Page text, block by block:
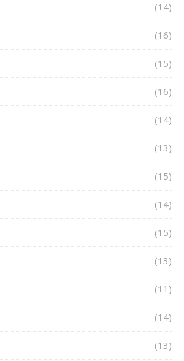
(14)
(16)
(15)
(16)
(14)
(13)
(15)
(14)
(15)
(13)
(11)
(14)
(13)